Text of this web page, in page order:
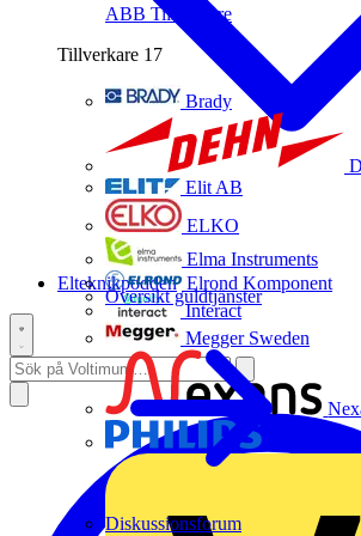
ABB Tillverkare
Tillverkare 17
Brady
Elit AB
ELKO
Elma Instruments
Elrond Komponent
Interact
Megger Sweden
Översikt guldtjänster
Diskussionsforum
Elteknikpodden